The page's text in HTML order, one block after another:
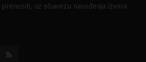
uz obavezu navođenja izvora